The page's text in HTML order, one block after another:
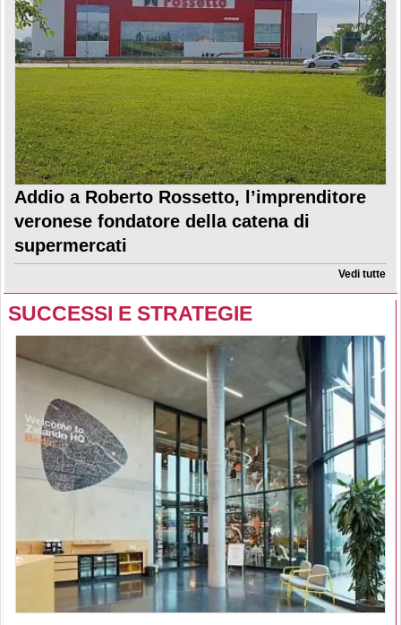
Addio a Roberto Rossetto, l’imprenditore
veronese fondatore della catena di
supermercati
Vedi tutte
SUCCESSI E STRATEGIE